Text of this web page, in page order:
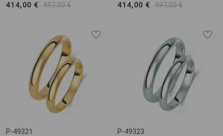
414,00 € 497,00 €
414,00 € 497,00 €
P-49321 P-49323